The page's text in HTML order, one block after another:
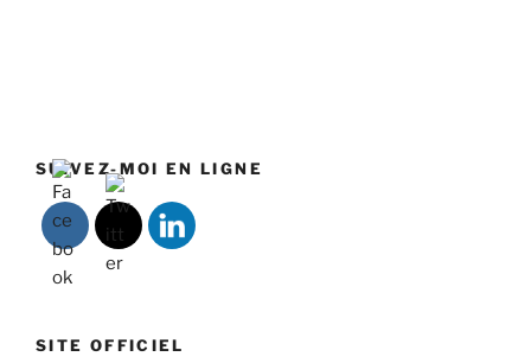
SUIVEZ-MOI EN LIGNE
SITE OFFICIEL